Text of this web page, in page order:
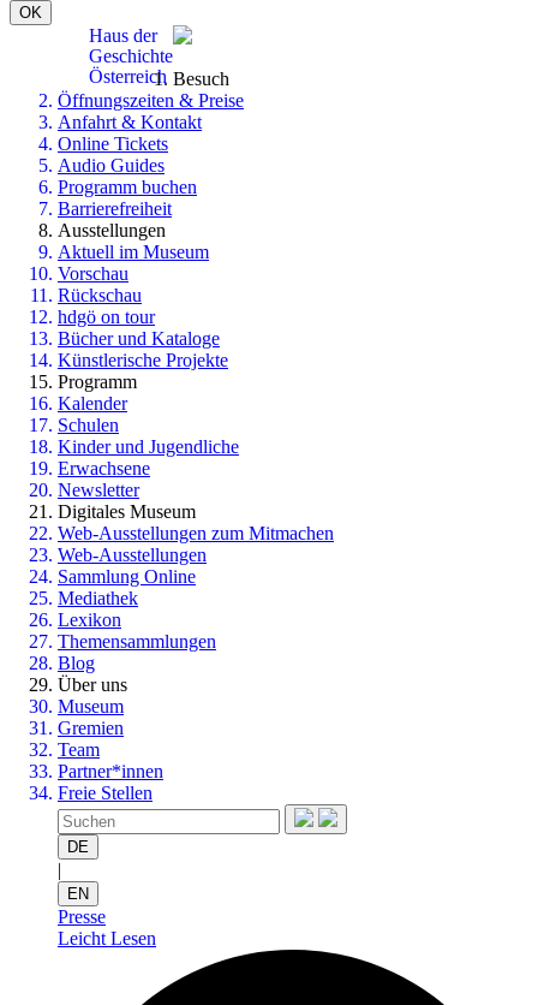
OK
Haus der
Geschichte
Österreich Besuch
Öffnungszeiten & Preise
Anfahrt & Kontakt
Online Tickets
Audio Guides
Programm buchen
Barrierefreiheit
Ausstellungen
Aktuell im Museum
Vorschau
Rückschau
hdgö on tour
Bücher und Kataloge
Künstlerische Projekte
Programm
Kalender
Schulen
Kinder und Jugendliche
Erwachsene
Newsletter
Digitales Museum
Web-Ausstellungen zum Mitmachen
Web-Ausstellungen
Sammlung Online
Mediathek
Lexikon
Themensammlungen
Blog
Über uns
Museum
Gremien
Team
Partner*innen
Freie Stellen
DE
|
EN
Presse
Leicht Lesen